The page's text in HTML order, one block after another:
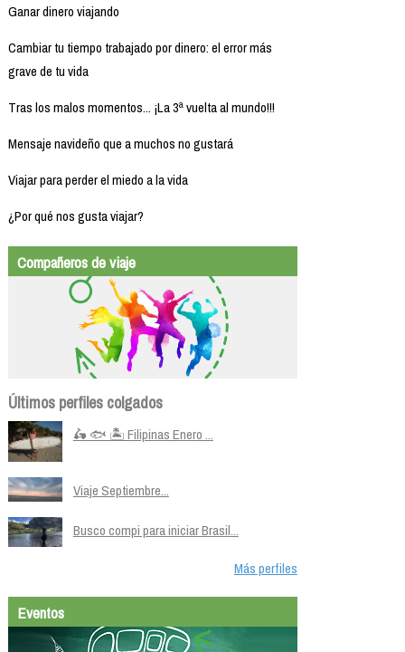
Ganar dinero viajando
Cambiar tu tiempo trabajado por dinero: el error más
grave de tu vida
Tras los malos momentos... ¡La 3ª vuelta al mundo!!!
Mensaje navideño que a muchos no gustará
Viajar para perder el miedo a la vida
¿Por qué nos gusta viajar?
Compañeros de viaje
Últimos perfiles colgados
🛵 🐟 🏝️ Filipinas Enero ...
Viaje Septiembre...
Busco compi para iniciar Brasil...
Más perfiles
Eventos